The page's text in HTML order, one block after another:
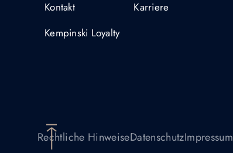
Kontakt
Kempinski Loyalty
Karriere
Rechtliche HinweiseDatenschutzImpressum